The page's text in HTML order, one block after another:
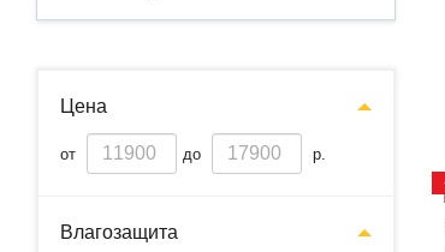
Цена
от до р.
Влагозащита